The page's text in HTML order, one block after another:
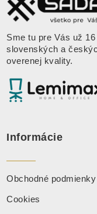
Sme tu pre Vás už
slovenských a
overenej kvality.
Informácie
Obchodné podmienky
Cookies